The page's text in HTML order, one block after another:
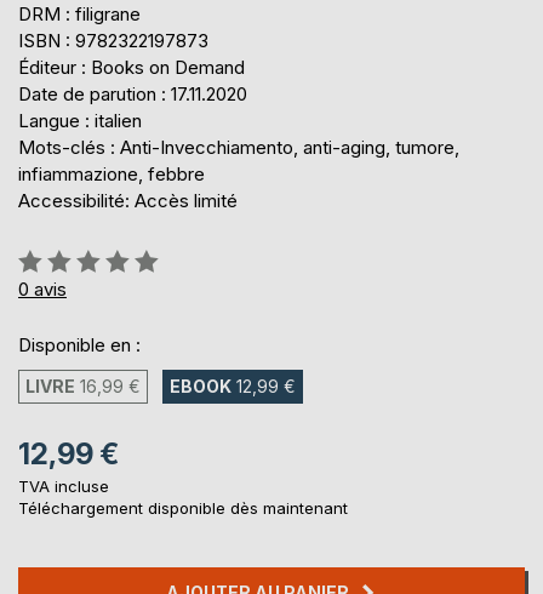
DRM : filigrane
ISBN : 9782322197873
Éditeur : Books on Demand
Date de parution : 17.11.2020
Langue : italien
Mots-clés : Anti-Invecchiamento, anti-aging, tumore,
infiammazione, febbre
Accessibilité: Accès limité
Évaluation:
0%
0 avis
Disponible en :
LIVRE 16,99 € EBOOK 12,99 €
12,99 €
TVA incluse
Téléchargement disponible dès maintenant